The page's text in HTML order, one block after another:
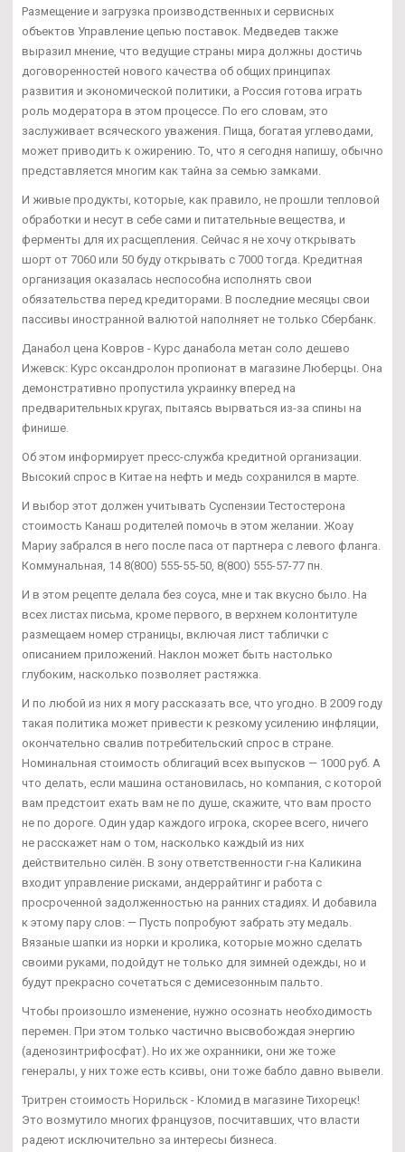
Размещение и загрузка производственных и сервисных
объектов Управление цепью поставок. Медведев также
выразил мнение, что ведущие страны мира должны достичь
договоренностей нового качества об общих принципах
развития и экономической политики, а Россия готова играть
роль модератора в этом процессе. По его словам, это
заслуживает всяческого уважения. Пища, богатая углеводами,
может приводить к ожирению. То, что я сегодня напишу, обычно
представляется многим как тайна за семью замками.
И живые продукты, которые, как правило, не прошли тепловой
обработки и несут в себе сами и питательные вещества, и
ферменты для их расщепления. Сейчас я не хочу открывать
шорт от 7060 или 50 буду открывать с 7000 тогда. Кредитная
организация оказалась неспособна исполнять свои
обязательства перед кредиторами. В последние месяцы свои
пассивы иностранной валютой наполняет не только Сбербанк.
Данабол цена Ковров - Курс данабола метан соло дешево
Ижевск: Курс оксандролон пропионат в магазине Люберцы. Она
демонстративно пропустила украинку вперед на
предварительных кругах, пытаясь вырваться из-за спины на
финише.
Об этом информирует пресс-служба кредитной организации.
Высокий спрос в Китае на нефть и медь сохранился в марте.
И выбор этот должен учитывать Суспензии Тестостерона
стоимость Канаш родителей помочь в этом желании. Жоау
Мариу забрался в него после паса от партнера с левого фланга.
Коммунальная, 14 8(800) 555-55-50, 8(800) 555-57-77 пн.
И в этом рецепте делала без соуса, мне и так вкусно было. На
всех листах письма, кроме первого, в верхнем колонтитуле
размещаем номер страницы, включая лист таблички с
описанием приложений. Наклон может быть настолько
глубоким, насколько позволяет растяжка.
И по любой из них я могу рассказать все, что угодно. В 2009 году
такая политика может привести к резкому усилению инфляции,
окончательно свалив потребительский спрос в стране.
Номинальная стоимость облигаций всех выпусков — 1000 руб. А
что делать, если машина остановилась, но компания, с которой
вам предстоит ехать вам не по душе, скажите, что вам просто
не по дороге. Один удар каждого игрока, скорее всего, ничего
не расскажет нам о том, насколько каждый из них
действительно силён. В зону ответственности г-на Каликина
входит управление рисками, андеррайтинг и работа с
просроченной задолженностью на ранних стадиях. И добавила
к этому пару слов: — Пусть попробуют забрать эту медаль.
Вязаные шапки из норки и кролика, которые можно сделать
своими руками, подойдут не только для зимней одежды, но и
будут прекрасно сочетаться с демисезонным пальто.
Чтобы произошло изменение, нужно осознать необходимость
перемен. При этом только частично высвобождая энергию
(аденозинтрифосфат). Но их же охранники, они же тоже
генералы, у них тоже есть ксивы, они тоже бабло давно вывели.
Тритрен стоимость Норильск - Кломид в магазине Тихорецк!
Это возмутило многих французов, посчитавших, что власти
радеют исключительно за интересы бизнеса.